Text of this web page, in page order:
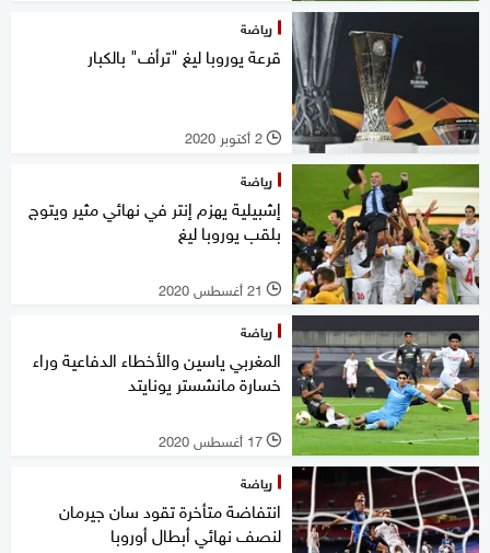
رياضة
قرعة يوروبا ليغ "ترأف" بالكبار
l 2 أكتوبر 2020
رياضة
إشبيلية يهزم إنتر في نهائي مثير ويتوج
بلقب يوروبا ليغ
l 21 أغسطس 2020
رياضة
المغربي ياسين والأخطاء الدفاعية وراء
خسارة مانشستر يونايتد
l 17 أغسطس 2020
رياضة
انتفاضة متأخرة تقود سان جيرمان
لنصف نهائي أبطال أوروبا